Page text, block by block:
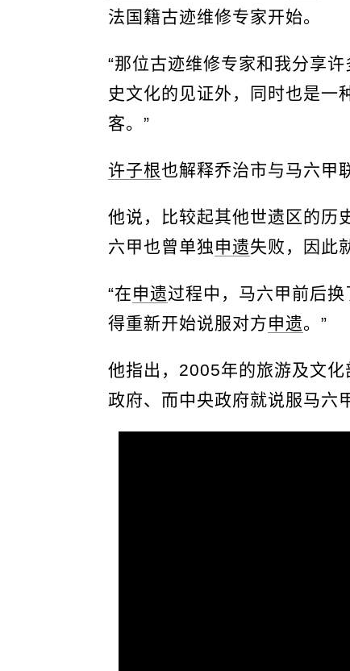
法国籍古迹维修专家开始。
“那位古迹维修专家和我分享
史文化的见证外，同时也是一
客。”
许子根也解释乔治市与马六甲
他说，比较起其他世遗区的历
六甲也曾单独 申遗失败，因此
“在申遗过程中，马六甲前后
得重新开始说服对方申遗。”
他指出，2005年的旅游及文
政府、而中央政府就说服马六